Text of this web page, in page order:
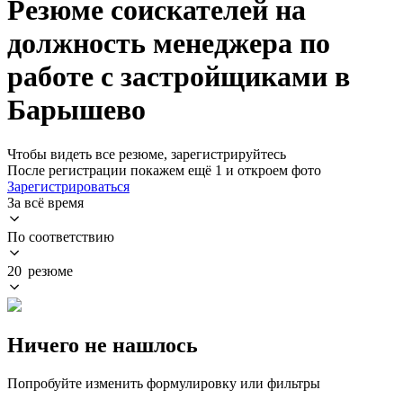
Резюме соискателей на
должность менеджера по
работе с застройщиками в
Барышево
Чтобы видеть все резюме, зарегистрируйтесь
После регистрации покажем ещё 1 и откроем фото
Зарегистрироваться
За всё время
По соответствию
20 резюме
Ничего не нашлось
Попробуйте изменить формулировку или фильтры